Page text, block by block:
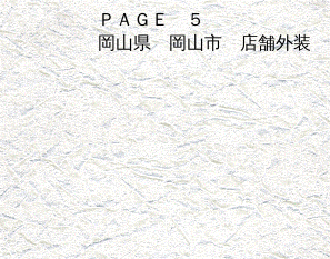
ＰＡＧＥ ５
岡山県 岡山市 店舗外装